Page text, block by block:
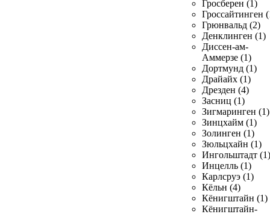
Гросберен (1)
Гроссайтинген
Грюнвальд (2)
Денклинген (1)
Диссен-ам-
Аммерзе (1)
Дортмунд (1)
Драйайх (1)
Дрезден (4)
Засниц (1)
Зигмаринген (1)
Зинцхайм (1)
Золинген (1)
Зюльцхайн (1)
Ингольштадт (1)
Инцелль (1)
Карлсруэ (1)
Кёльн (4)
Кёнигштайн (1)
Кёнигштайн-